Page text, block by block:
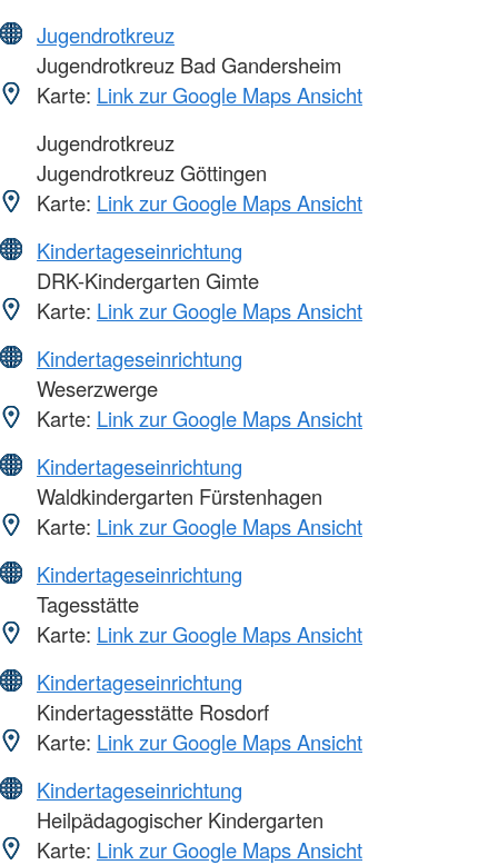
Jugendrotkreuz
Jugendrotkreuz Bad Gandersheim
Karte: Link zur Google Maps Ansicht
Jugendrotkreuz
Jugendrotkreuz Göttingen
Karte: Link zur Google Maps Ansicht
Kindertageseinrichtung
DRK-Kindergarten Gimte
Karte: Link zur Google Maps Ansicht
Kindertageseinrichtung
Weserzwerge
Karte: Link zur Google Maps Ansicht
Kindertageseinrichtung
Waldkindergarten Fürstenhagen
Karte: Link zur Google Maps Ansicht
Kindertageseinrichtung
Tagesstätte
Karte: Link zur Google Maps Ansicht
Kindertageseinrichtung
Kindertagesstätte Rosdorf
Karte: Link zur Google Maps Ansicht
Kindertageseinrichtung
Heilpädagogischer Kindergarten
Karte: Link zur Google Maps Ansicht